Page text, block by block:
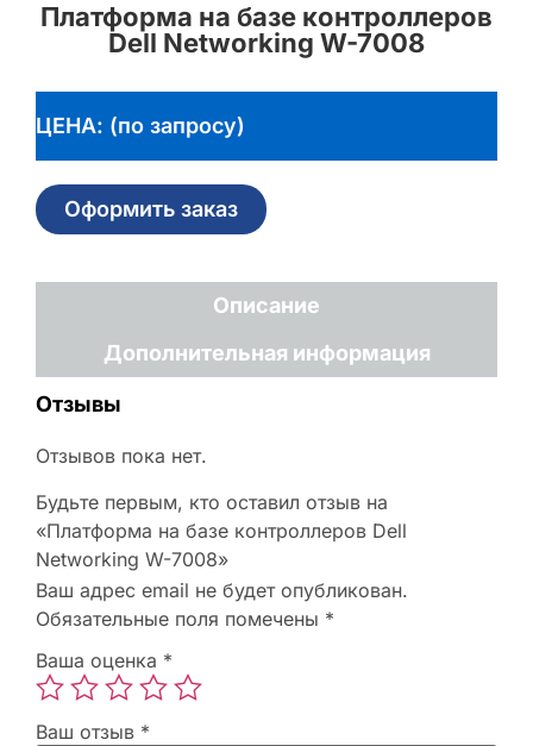
Платформа на базе контроллеров
Dell Networking W-7008
ЦЕНА: (по запросу)
Оформить заказ
Описание
Дополнительная информация
Отзывы
Отзывов пока нет.
Будьте первым, кто оставил отзыв на
«Платформа на базе контроллеров Dell
Networking W-7008»
Ваш адрес email не будет опубликован.
Обязательные поля помечены *
Ваша оценка *
Ваш отзыв *